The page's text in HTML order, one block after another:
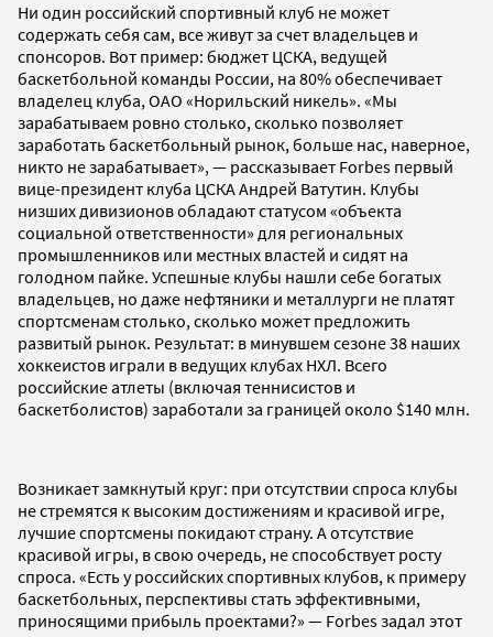
Ни один российский спортивный клуб не может
содержать себя сам, все живут за счет владельцев и
спонсоров. Вот пример: бюджет ЦСКА, ведущей
баскетбольной команды России, на 80% обеспечивает
владелец клуба, ОАО «Норильский никель». «Мы
зарабатываем ровно столько, сколько позволяет
заработать баскетбольный рынок, больше нас, наверное,
никто не зарабатывает», — рассказывает Forbes первый
вице-президент клуба ЦСКА Андрей Ватутин. Клубы
низших дивизионов обладают статусом «объекта
социальной ответственности» для региональных
промышленников или местных властей и сидят на
голодном пайке. Успешные клубы нашли себе богатых
владельцев, но даже нефтяники и металлурги не платят
спортсменам столько, сколько может предложить
развитый рынок. Результат: в минувшем сезоне 38 наших
хоккеистов играли в ведущих клубах НХЛ. Всего
российские атлеты (включая теннисистов и
баскетболистов) заработали за границей около $140 млн.
Возникает замкнутый круг: при отсутствии спроса клубы
не стремятся к высоким достижениям и красивой игре,
лучшие спортсмены покидают страну. А отсутствие
красивой игры, в свою очередь, не способствует росту
спроса. «Есть у российских спортивных клубов, к примеру
баскетбольных, перспективы стать эффективными,
приносящими прибыль проектами?» — Forbes задал этот